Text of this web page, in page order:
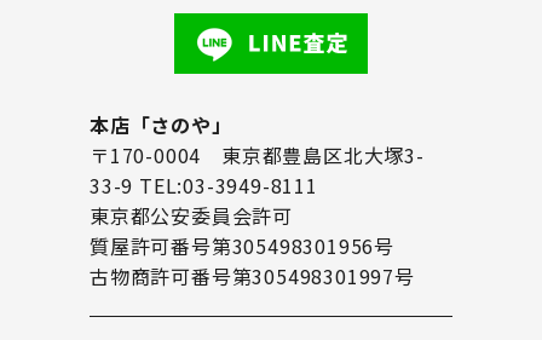
本店「さのや」
〒170-0004 東京都豊島区北大塚3-
33-9 TEL:03-3949-8111
東京都公安委員会許可
質屋許可番号第305498301956号
古物商許可番号第305498301997号